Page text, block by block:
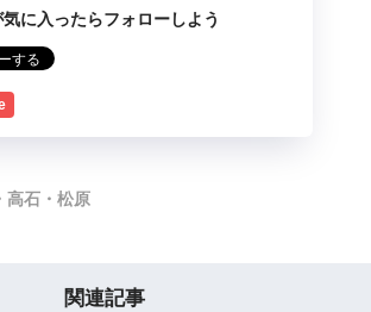
に入ったらフォローしよう
高石・松原
関連記事